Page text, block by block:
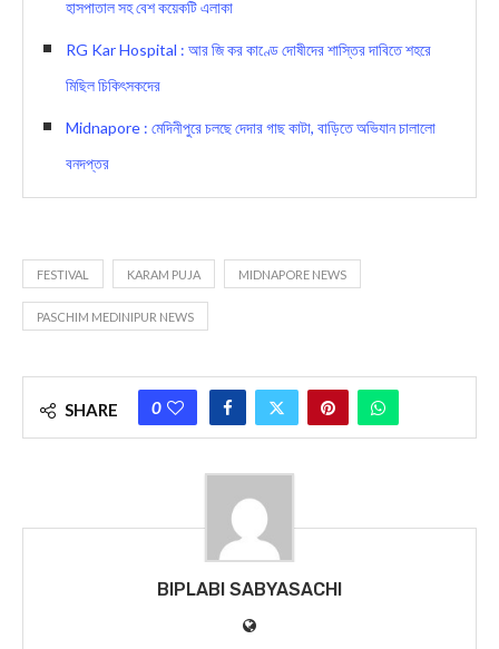
হাসপাতাল সহ বেশ কয়েকটি এলাকা
RG Kar Hospital : আর জি কর কাণ্ডে দোষীদের শাস্তির দাবিতে শহরে
মিছিল চিকিৎসকদের
Midnapore : মেদিনীপুরে চলছে দেদার গাছ কাটা, বাড়িতে অভিযান চালালো
বনদপ্তর
FESTIVAL KARAM PUJA MIDNAPORE NEWS
PASCHIM MEDINIPUR NEWS
SHARE 0
BIPLABI SABYASACHI